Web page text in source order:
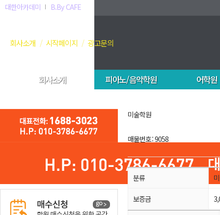
대한아카데미 B.By CAFE
회사소개 시작페이지 광고문의
회사소개 피아노/음악학원 어학원
미술학원
매물번호: 9058
분류
보증금